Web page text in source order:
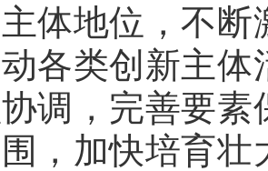
体地位，不
各类创新主
调，完善要
，加快培育